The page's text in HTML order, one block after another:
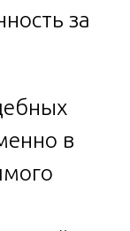
за
в